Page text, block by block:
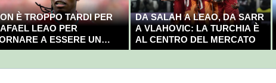
È TROPPO TARDI PER
LEAO PER
A ESSERE UN
DA SALAH A LEAO, DA SARR
A VLAHOVIC: LA TURCHIA È
AL CENTRO DEL MERCATO